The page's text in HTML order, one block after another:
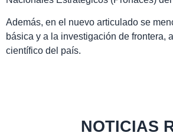
Además, en el nuevo articulado se
básica y a la investigación de frontera,
científico del país.
NOTICIAS